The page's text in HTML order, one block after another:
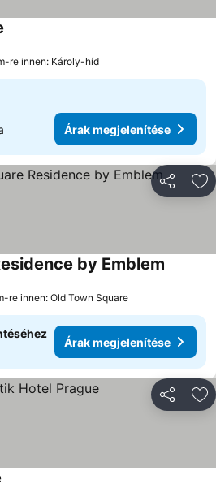
re innen: Károly-híd
Árak megjelenítése
by Emblem
re innen: Old Town Square
Árak megjelenítése